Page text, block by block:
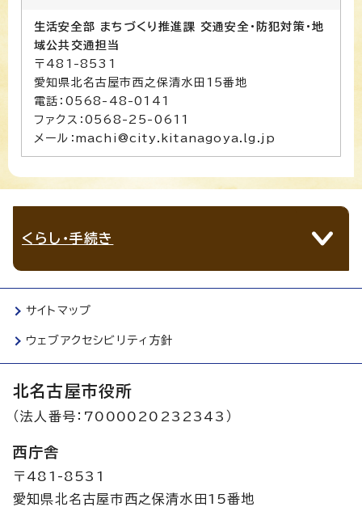
生活安全部 まちづくり推進課 交通安全・防犯対策・地
域公共交通担当
〒481-8531
愛知県北名古屋市西之保清水田15番地
電話：0568-48-0141
ファクス：0568-25-0611
メール：machi@city.kitanagoya.lg.jp
くらし・手続き
サイトマップ
ウェブアクセシビリティ方針
北名古屋市役所
（法人番号：7000020232343）
西庁舎
〒481-8531
愛知県北名古屋市西之保清水田15番地